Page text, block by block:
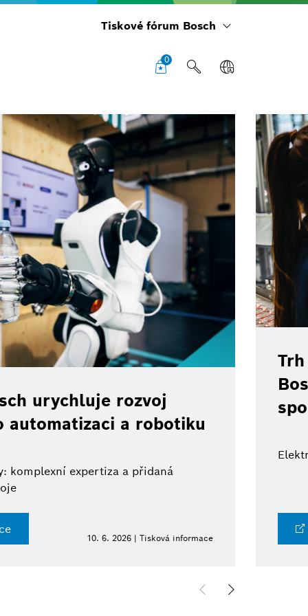
Tiskové fórum Bosch
0
urychluje rozvoj
automatizaci a robotiku
komplexní expertiza a přidaná
10. 6. 2026 | Tisková informace